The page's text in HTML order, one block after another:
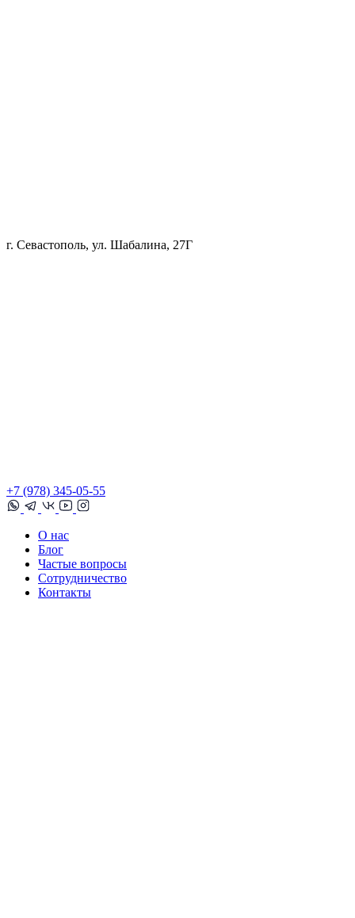
г. Севастополь, ул. Шабалина, 27Г
+7 (978) 345-05-55
О нас
Блог
Частые вопросы
Сотрудничество
Контакты